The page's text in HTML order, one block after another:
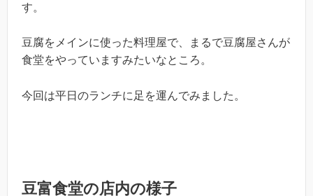
す。
豆腐をメインに使った料理屋で、まるで豆腐屋さんが
食堂をやっていますみたいなところ。
今回は平日のランチに足を運んでみました。
豆富食堂の店内の様子